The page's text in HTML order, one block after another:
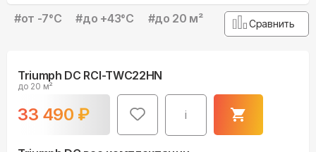
#от -7°С #до +43°С #до 20 м² Сравнить
Triumph DC RCI-TWC22HN
до 20 м²
33 490 ₽ i